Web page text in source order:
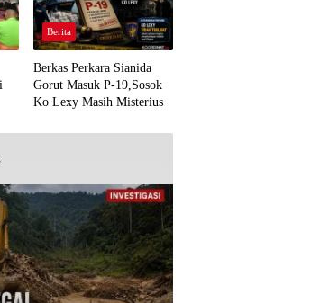
Berita
Berkas Perkara Sianida
Gorut Masuk P-19,Sosok
Ko Lexy Masih Misterius